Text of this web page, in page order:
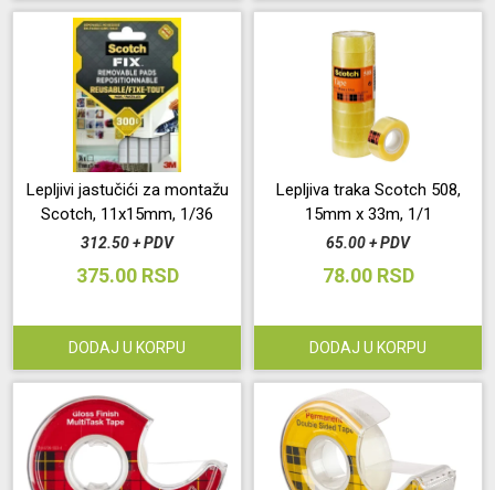
Lepljivi jastučići za montažu
Scotch, 11x15mm, 1/36
312.50 + PDV
375.00 RSD
DODAJ U KORPU
Lepljiva traka Scotch 508,
15mm x 33m, 1/1
65.00 + PDV
78.00 RSD
DODAJ U KORPU